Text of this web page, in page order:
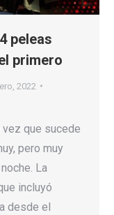
peleas
primero
2022
vez que sucede
pero muy
La
incluyó
desde el